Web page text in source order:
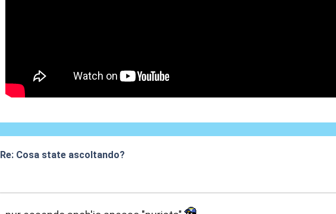
Re: Cosa state ascoltando?